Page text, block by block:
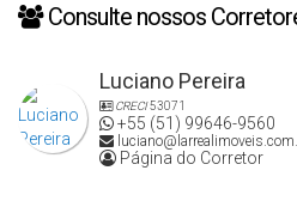
Consulte nossos
Luciano Pereira
CRECI53071
+55 (51) 99646-9560
Página do Corretor